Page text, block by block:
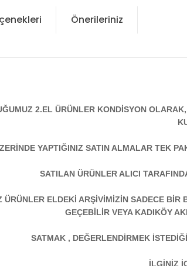
Önerileriniz
2.EL ÜRÜNLER KONDİSYON
YAPTIĞINIZ SATIN ALMALAR TEK
SATILAN ÜRÜNLER ALICI
ÜRÜNLER ELDEKİ ARŞİVİMİZİN SADECE
GEÇEBİLİR VEYA KADIKÖY
SATMAK , DEĞERLENDİRMEK
İLGİNİZ